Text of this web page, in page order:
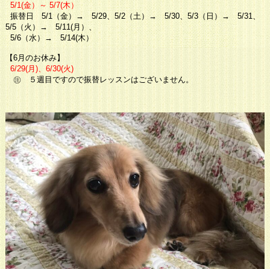
5/1(金）～ 5/7(木）
振替日 5/1（金）→ 5/29、5/2（土）→ 5/30、5/3（日）→ 5/31、
5/5（火）→ 5/11(月）、
5/6（水）→ 5/14(木）
【6月のお休み】
6/29(月)、6/30(火)
㊟ ５週目ですので振替レッスンはございません。